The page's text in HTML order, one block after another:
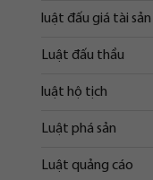
luật đấu giá tài sản
Luật đấu thầu
luật hộ tịch
Luật phá sản
Luật quảng cáo